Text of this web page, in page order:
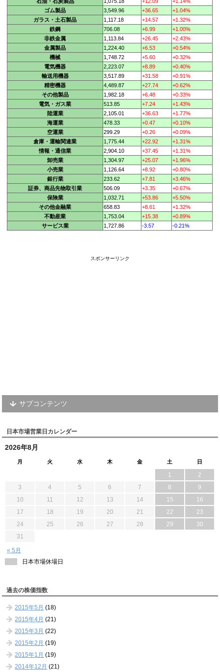
ゴム製品
3,549.96 +36.65
+1.04%
ガラス・土石製品
1,117.18 +14.57
+1.32%
鉄鋼
706.08 +6.99
+1.00%
非鉄金属
1,113.84 +26.45
+2.43%
金属製品
1,224.40 +6.53
+0.54%
機械
1,748.72 +5.60
+0.32%
電気機器
2,223.07 +8.89
+0.40%
輸送用機器
3,517.89 +31.58
+0.91%
精密機器
4,489.87 +27.74
+0.62%
その他製品
1,982.18 +6.48
+0.33%
電気・ガス業
513.85 +7.24
+1.43%
陸運業
2,105.01 +36.63
+1.77%
海運業
478.33 +0.47
+0.10%
空運業
299.29 +0.26
+0.09%
倉庫・運輸関連業
1,775.44 +22.92
+1.31%
情報・通信業
2,904.10 +37.45
+1.31%
卸売業
1,304.97 +25.07
+1.96%
小売業
1,126.64 +8.92
+0.80%
銀行業
233.62 +7.81
+3.46%
証券、商品先物取引業
506.09 +3.35
+0.67%
保険業
1,032.71 +53.86
+5.50%
その他金融業
658.83 +8.61
+1.32%
不動産業
1,753.04 +15.38
+0.89%
サービス業
1,727.86 -3.57 -0.21%
スポンサーリンク
サブコンテンツ
日本市場営業日カレンダー
2026年8月
月 火 水 木 金 土 日
« 5月
1
2
3
4 5 6 7 8
9
10
11 12 13 14 15
16
17
18 19 20 21 22
23
24
25 26 27 28 29
30
31
日本市場休場日
過去の株価指数
2015年5月 (18)
2015年4月 (21)
2015年3月 (22)
2015年2月 (19)
2015年1月 (19)
2014年12月 (21)